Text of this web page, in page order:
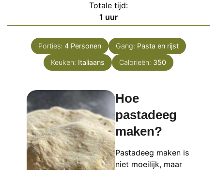
Totale tijd:
1 uur
uur
Porties: 4 Personen Gang: Pasta en rijst
Keuken: Italiaans Calorieën: 350
Hoe
pastadeeg
maken?
Pastadeeg maken is
niet moeilijk, maar